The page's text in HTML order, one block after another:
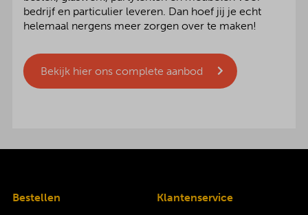
bedrijf en particulier leveren. Dan hoef jij je echt
helemaal nergens meer zorgen over te maken!
Bekijk hier ons complete aanbod
Bestellen
Klantenservice